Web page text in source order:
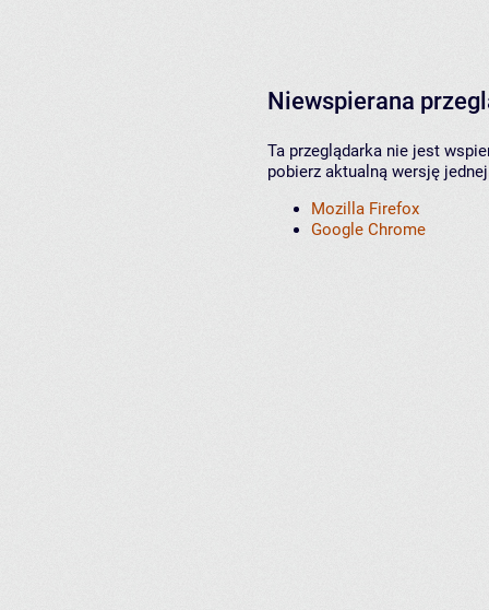
Niewspierana
Ta przeglądarka nie jest
pobierz aktualną wersję
Mozilla Firefox
Google Chrome